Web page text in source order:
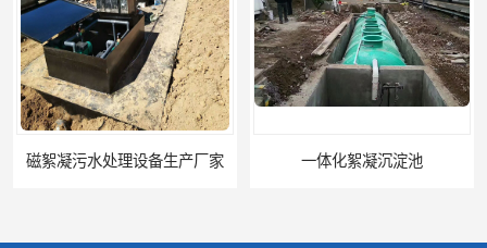
磁絮凝污水处理设备生产厂家 一体化絮凝沉淀池